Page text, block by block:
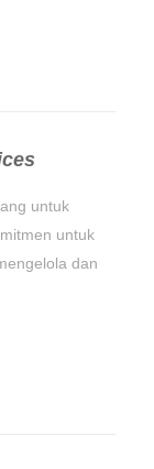
untuk
untuk
dan